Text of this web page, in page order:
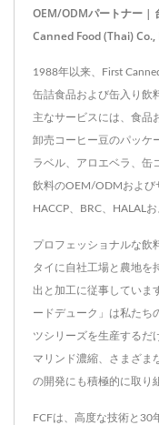
OEM/ODMパートナー |
Canned Food (Thai)
1988年以来、First
缶詰食品および缶入り飲
主なサービスには、食品
卸売コーヒー豆のパッケ
ラベル、アロエベラ、缶
飲料のOEM/ODMおよび
HACCP、BRC、HALAL
プロフェッショナルな飲
タイに自社工場と農地を
出と加工に従事していま
ードデューク」は私たち
ツシリーズを生産するだ
マリンド濃縮、さまざま
の開発にも積極的に取り
FCFは、高度な技術と30